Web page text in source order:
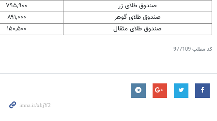
صندوق طلای زر
۷۹۵,۹۰۰
صندوق طلای گوهر
۸۹۱,۰۰۰
صندوق طلای مثقال
۱۵۰,۵۰۰
کد مطلب977109